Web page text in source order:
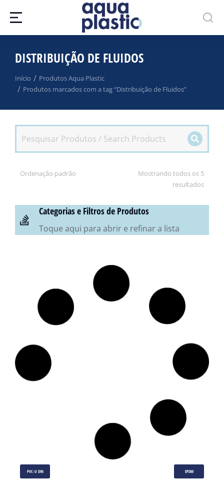
DISTRIBUIÇÃO DE FLUIDOS
Você está aqui:
Início
Produtos Aqua Plastic
Produtos marcados com a tag “Distribuição de Fluidos”
Mostrando todos os 5
resultados
Categorias e Filtros de Produtos
Toque aqui para abrir e refinar a lista
PVC-U DIN EPDM